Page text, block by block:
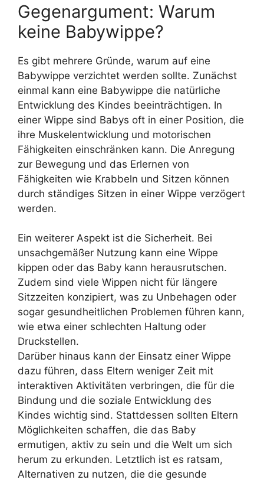
Gegenargument: Warum
keine Babywippe?
Es gibt mehrere Gründe, warum auf eine
Babywippe verzichtet werden sollte. Zunächst
einmal kann eine Babywippe die natürliche
Entwicklung des Kindes beeinträchtigen. In
einer Wippe sind Babys oft in einer Position, die
ihre Muskelentwicklung und motorischen
Fähigkeiten einschränken kann. Die Anregung
zur Bewegung und das Erlernen von
Fähigkeiten wie Krabbeln und Sitzen können
durch ständiges Sitzen in einer Wippe verzögert
werden.
Ein weiterer Aspekt ist die Sicherheit. Bei
unsachgemäßer Nutzung kann eine Wippe
kippen oder das Baby kann herausrutschen.
Zudem sind viele Wippen nicht für längere
Sitzzeiten konzipiert, was zu Unbehagen oder
sogar gesundheitlichen Problemen führen kann,
wie etwa einer schlechten Haltung oder
Druckstellen.
Darüber hinaus kann der Einsatz einer Wippe
dazu führen, dass Eltern weniger Zeit mit
interaktiven Aktivitäten verbringen, die für die
Bindung und die soziale Entwicklung des
Kindes wichtig sind. Stattdessen sollten Eltern
Möglichkeiten schaffen, die das Baby
ermutigen, aktiv zu sein und die Welt um sich
herum zu erkunden. Letztlich ist es ratsam,
Alternativen zu nutzen, die die gesunde